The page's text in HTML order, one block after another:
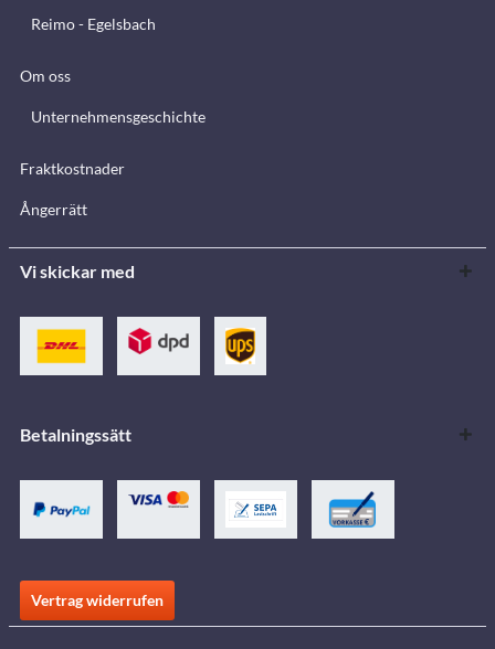
Reimo - Egelsbach
Om oss
Unternehmensgeschichte
Fraktkostnader
Ångerrätt
Vi skickar med
Betalningssätt
Vertrag widerrufen